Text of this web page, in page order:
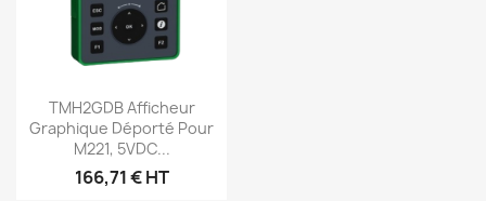
Aperçu rapide
TMH2GDB Afficheur
Graphique Déporté Pour
M221, 5VDC...
166,71 € HT